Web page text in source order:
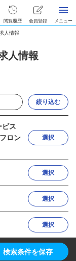
閲覧履歴 会員登録 メニュー
人情報
人情報
絞り込む
ビス
ロン
選択
選択
選択
選択
検索条件を保存